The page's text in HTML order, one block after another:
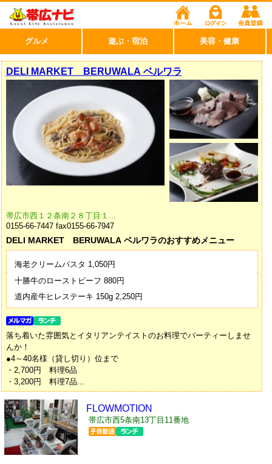
DELI MARKET BERUWALA ベルワラ
帯広市西１２条南２８丁目１...
0155-66-7447 fax0155-66-7947
DELI MARKET BERUWALA ベルワラのおすすめメニュー
海老クリームパスタ 1,050円
十勝牛のローストビーフ 880円
道内産牛ヒレステーキ 150g 2,250円
落ち着いた雰囲気とイタリアンテイストのお料理でパーティーしませ
んか！
●4～40名様（貸し切り）位まで
・2,700円 料理6品
・3,200円 料理7品...
FLOWMOTION
帯広市西5条南13丁目11番地
グルメ 遊ぶ・宿泊 美容・健康